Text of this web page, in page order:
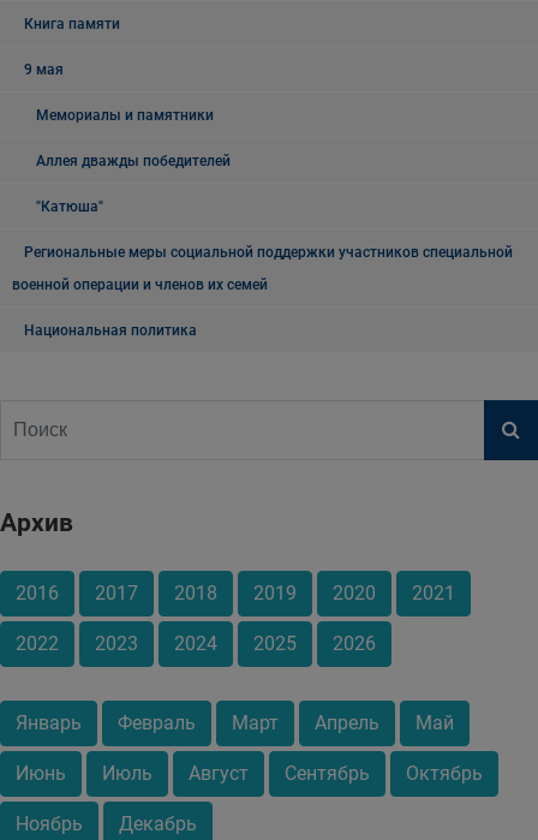
Книга памяти
9 мая
Мемориалы и памятники
Аллея дважды победителей
"Катюша"
Региональные меры социальной поддержки участников специальной
военной операции и членов их семей
Национальная политика
Архив
2016 2017 2018 2019 2020 2021
2022 2023 2024 2025 2026
Январь Февраль Март Апрель Май
Июнь Июль Август Сентябрь Октябрь
Ноябрь Декабрь